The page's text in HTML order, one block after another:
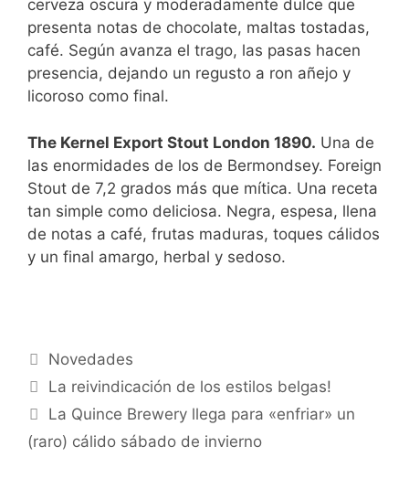
cerveza oscura y moderadamente dulce que
presenta notas de chocolate, maltas tostadas,
café. Según avanza el trago, las pasas hacen
presencia, dejando un regusto a ron añejo y
licoroso como final.
The Kernel Export Stout London 1890. Una de
las enormidades de los de Bermondsey. Foreign
Stout de 7,2 grados más que mítica. Una receta
tan simple como deliciosa. Negra, espesa, llena
de notas a café, frutas maduras, toques cálidos
y un final amargo, herbal y sedoso.
Categorías
Novedades
La reivindicación de los estilos belgas!
La Quince Brewery llega para «enfriar» un
(raro) cálido sábado de invierno